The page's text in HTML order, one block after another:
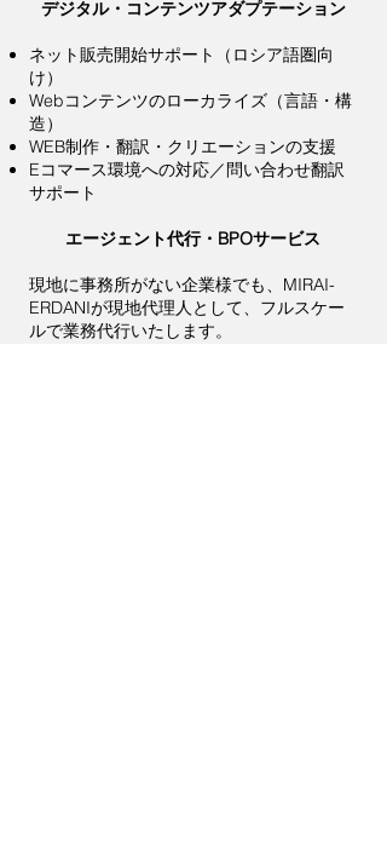
デジタル・コンテンツアダプテーション
ネット販売開始サポート（ロシア語圏向
け）
Webコンテンツのローカライズ（言語・構
造）
WEB制作・翻訳・クリエーションの支援
Eコマース環境への対応／問い合わせ翻訳
サポート
エージェント代行・BPOサービス
現地に事務所がない企業様でも、MIRAI-
ERDANIが現地代理人として、フルスケー
ルで業務代行いたします。